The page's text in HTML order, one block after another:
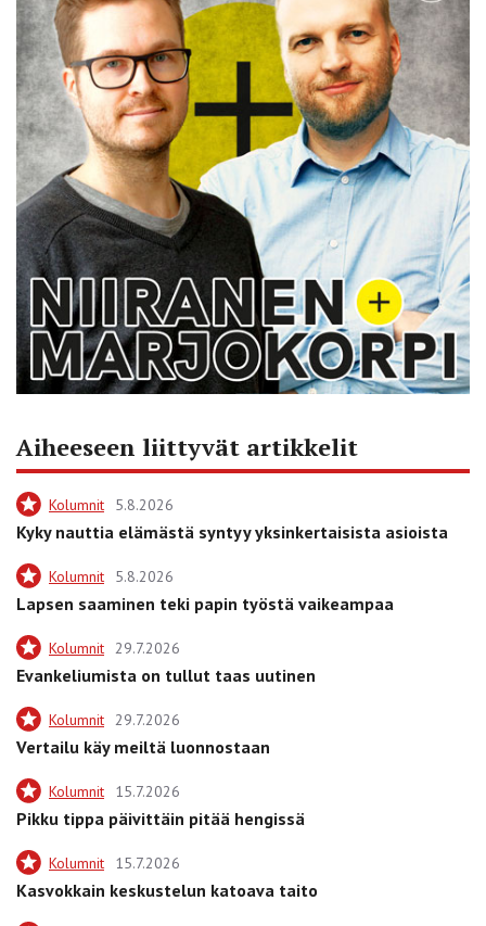
Aiheeseen liittyvät artikkelit
Kolumnit 5.8.2026
Kyky nauttia elämästä syntyy yksinkertaisista asioista
Kolumnit 5.8.2026
Lapsen saaminen teki papin työstä vaikeampaa
Kolumnit 29.7.2026
Evankeliumista on tullut taas uutinen
Kolumnit 29.7.2026
Vertailu käy meiltä luonnostaan
Kolumnit 15.7.2026
Pikku tippa päivittäin pitää hengissä
Kolumnit 15.7.2026
Kasvokkain keskustelun katoava taito